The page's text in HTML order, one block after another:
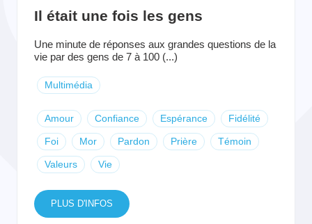
Il était une fois les gens
Une minute de réponses aux grandes questions de la
vie par des gens de 7 à 100 (...)
Multimédia
Amour Confiance Espérance Fidélité
Foi Mor Pardon Prière Témoin
Valeurs Vie
PLUS D'INFOS